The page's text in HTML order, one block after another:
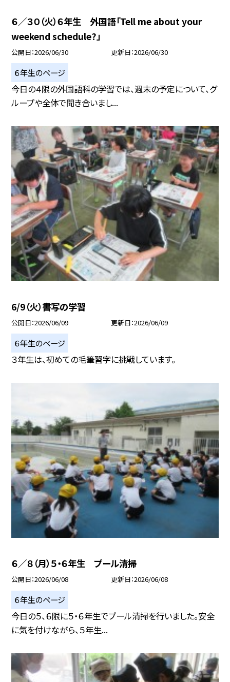
６／３０（火）６年生 外国語「Tell me about your
weekend schedule?」
公開日 2026/06/30 更新日 2026/06/30
６年生のページ
今日の４限の外国語科の学習では、週末の予定について、グ
ループや全体で聞き合いまし...
6/9（火）書写の学習
公開日 2026/06/09 更新日 2026/06/09
６年生のページ
３年生は、初めての毛筆習字に挑戦しています。
６／８（月）５・６年生 プール清掃
公開日 2026/06/08 更新日 2026/06/08
６年生のページ
今日の５、６限に５・６年生でプール清掃を行いました。安全
に気を付けながら、５年生...